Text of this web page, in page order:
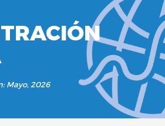
Mayo, 2026